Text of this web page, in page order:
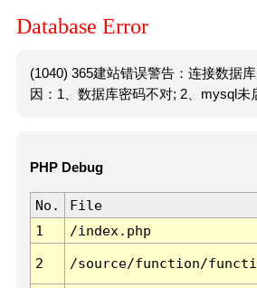
Database Error
(1040) 365建站错误警告：连接数据
因：1、数据库密码不对; 2、mysql未
PHP Debug
No. File
1
/index.php
2 /source/function/